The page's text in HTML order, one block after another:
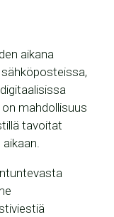
aikana
mahdollisuus
tavoitat